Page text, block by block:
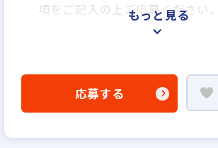
項をご記入の上ご応募ください。
「応募する」よりエントリー
WEB応募書類による書類選考
▼
もっと見る
応募する